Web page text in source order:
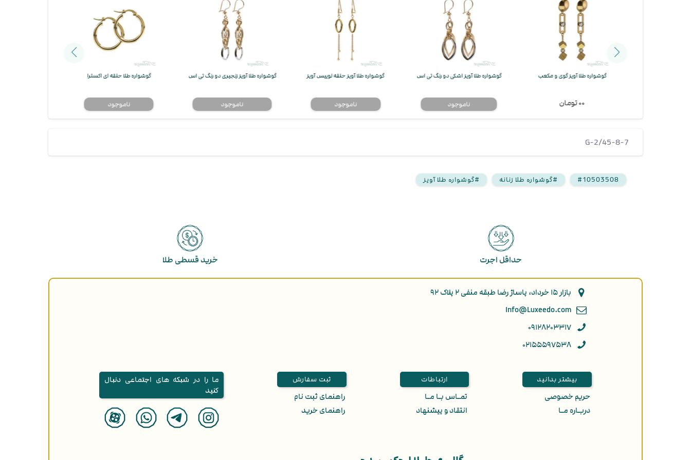
گوشواره طلا آویز گوی و مکعب
۰۰ تومان
گوشواره طلا آویز اشکی دو رنگ تی اس گوشواره طلا آویز حلقه لوییس آویز گوشواره طلا آویز زنجیری دو رنگ تی اس گوشواره طلا حلقه ای اکسترا
G-2/45-8-7
#10503508 #گوشواره طلا زنانه #گوشواره طلا آویز
حداقل اجرت خرید قسطی طلا
بازار ۱۵ خرداد، پاساژ رضا طبقه منفی ۲ پلاک ۹۲
Info@Luxeedo.com
۰۹۱۲۸۲۰۳۳۱۷
۰۲۱۵۵۵۹۷۵۳۸
بیشتر بدانید
حریم خصوصی
دربـاره مـا
ارتباطات
تمـاس بـا مـا
انتقاد و پیشنهاد
ثبت سفارش
راهنمای ثبت نام
راهنمای خرید
ما را در شبکه های اجتماعی دنبال
کنید